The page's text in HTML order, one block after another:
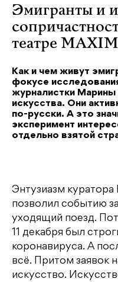
Эмигранты и
театре MAXIM
Как и чем живут
фокусе
журналистки
искусства. Они
по-русски. А это
эксперимент
отдельно взятой
Энтузиазм
позволил событию
уходящий поезд.
11 декабря был
коронавируса. А
всё. Притом заявок
искусство.